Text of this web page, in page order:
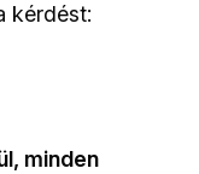
kérdést:
minden